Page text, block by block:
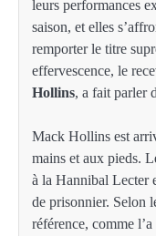
leurs performances
saison, et elles
remporter le titre
effervescence, le
Hollins, a fait parler
Mack Hollins est
mains et aux pieds.
à la Hannibal Lecter
de prisonnier. Selon
référence, comme